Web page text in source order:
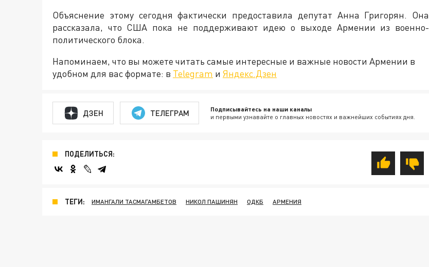
Объяснение этому сегодня фактически предоставила депутат Анна Григорян. Она
рассказала, что США пока не поддерживают идею о выходе Армении из военно-
политического блока.
Напоминаем, что вы можете читать самые интересные и важные новости Армении в
удобном для вас формате: в Telegram и Яндекс.Дзен
ДЗЕН ТЕЛЕГРАМ Подписывайтесь на наши каналы
и первыми узнавайте о главных новостях и важнейших событиях дня.
ПОДЕЛИТЬСЯ:
ТЕГИ: ИМАНГАЛИ ТАСМАГАМБЕТОВ НИКОЛ ПАШИНЯН ОДКБ АРМЕНИЯ